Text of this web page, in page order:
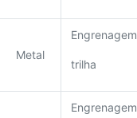
Metal
Engrenagem
trilha
Engrenagem